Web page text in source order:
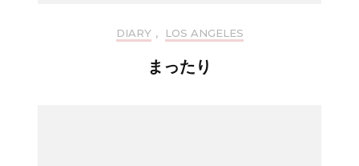
DIARY , LOS ANGELES
まったり